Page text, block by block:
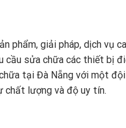
phẩm, giải pháp, dịch vụ
cầu sửa chữa các thiết bị
tại Đà Nẵng với một
chất lượng và độ uy tín.